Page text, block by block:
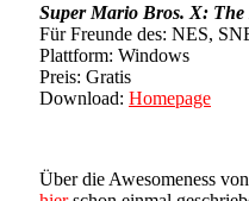
Super Mario Bros. X: The
Für Freunde des: NES,
Plattform: Windows
Preis: Gratis
Download: Homepage
Über die Awesomeness von